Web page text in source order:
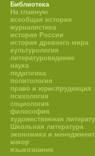
Библиотека
На главную
всеобщая история
журналистика
история России
история древнего мира
культурология
литературоведение
наука
педагогика
политология
право и юриспруденция
психология
социология
философия
художественная
Школьная литература
экономика и менеджмент
юмор
языкознание